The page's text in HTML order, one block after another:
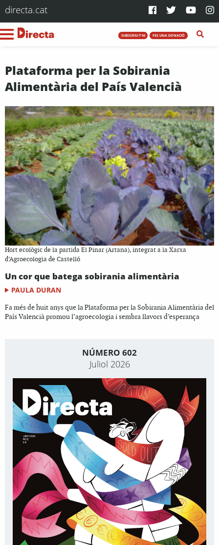
directa.cat
SUBSCRIU-T'HI FES UNA DONACIÓ
Plataforma per la Sobirania
Alimentària del País Valencià
Hort ecològic de la partida El Pinar (Artana), integrat a la Xarxa
d’Agroecologia de Castelló
Un cor que batega sobirania alimentària
PAULA DURAN
Fa més de huit anys que la Plataforma per la Sobirania Alimentària del
País Valencià promou l’agroecologia i sembra llavors d’esperança
NÚMERO 602
Juliol 2026